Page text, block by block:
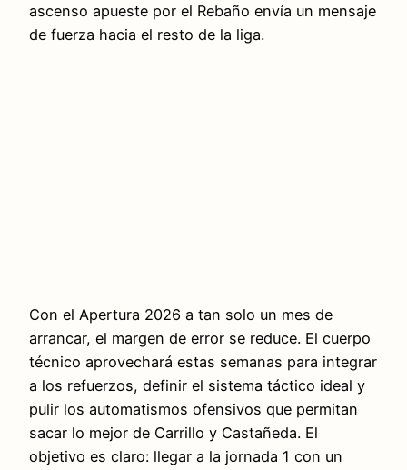
ascenso apueste por el Rebaño envía un mensaje
de fuerza hacia el resto de la liga.
Con el Apertura 2026 a tan solo un mes de
arrancar, el margen de error se reduce. El cuerpo
técnico aprovechará estas semanas para integrar
a los refuerzos, definir el sistema táctico ideal y
pulir los automatismos ofensivos que permitan
sacar lo mejor de Carrillo y Castañeda. El
objetivo es claro: llegar a la jornada 1 con un